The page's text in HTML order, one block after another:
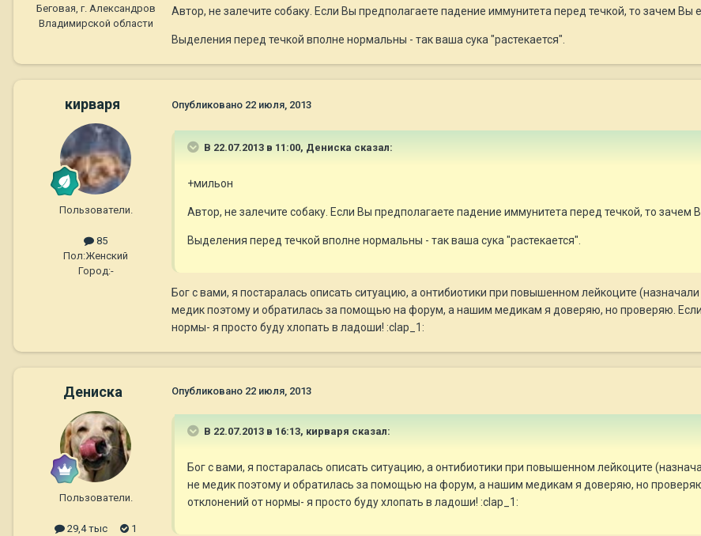
Беговая, г. Александров
Владимирской области
Автор, не залечите собаку. Если Вы предполагаете падение иммунитета перед течкой, то зачем
Выделения перед течкой вполне нормальны - так ваша сука "растекается".
кирваря
Пользователи.
85
Пол:Женский
Город:-
Опубликовано 22 июля, 2013
В 22.07.2013 в 11:00, Дениска сказал:
+мильон
Автор, не залечите собаку. Если Вы предполагаете падение иммунитета перед течкой, то
Выделения перед течкой вполне нормальны - так ваша сука "растекается".
Бог с вами, я постаралась описать ситуацию, а онтибиотики при повышенном лейкоците
медик поэтому и обратилась за помощью на форум, а нашим медикам я доверяю, но проверяю.
нормы- я просто буду хлопать в ладоши! :clap_1:
Дениска
Пользователи.
29,4 тыс
1
Опубликовано 22 июля, 2013
В 22.07.2013 в 16:13, кирваря сказал:
Бог с вами, я постаралась описать ситуацию, а онтибиотики при повышенном лейкоците
не медик поэтому и обратилась за помощью на форум, а нашим медикам я доверяю, но
отклонений от нормы- я просто буду хлопать в ладоши! :clap_1: